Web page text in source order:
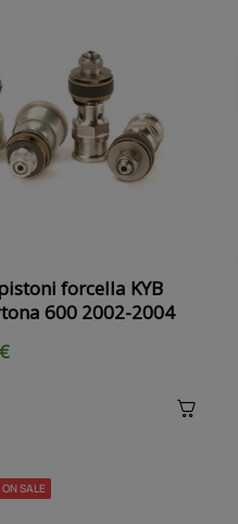
forcella KYB
600 2002-2004
ON SALE